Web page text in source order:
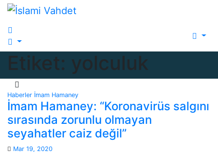
Skip
content
Etiket: yolculuk
Haberler İmam Hamaney
İmam Hamaney: “Koronavirüs salgını
sırasında zorunlu olmayan
seyahatler caiz değil”
Mar 19, 2020